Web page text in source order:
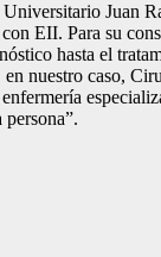
Juan
EII. Para su
hasta el
nuestro caso,
persona”.